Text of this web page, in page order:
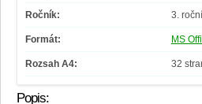
Ročník: 3.
Formát: MS
Rozsah A4: 32
Popis: